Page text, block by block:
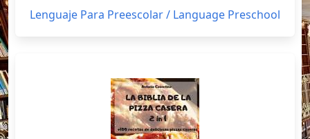
Lenguaje Para Preescolar / Language Preschool